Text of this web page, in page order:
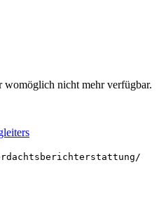
womöglich nicht mehr verfügbar.